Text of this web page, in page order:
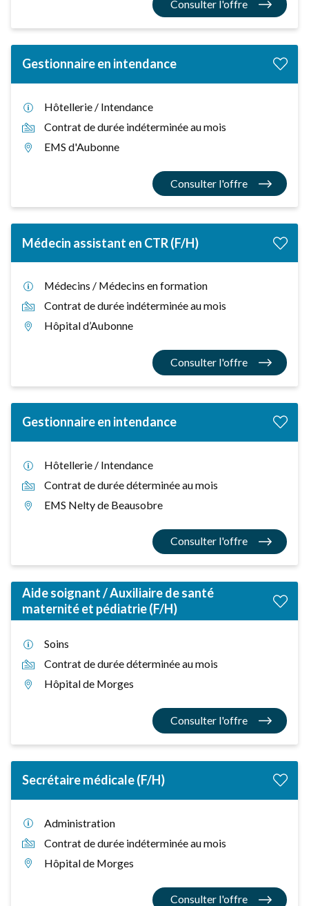
Consulter l'offre
Gestionnaire en intendance
Hôtellerie / Intendance
Contrat de durée indéterminée au mois
EMS d'Aubonne
Consulter l'offre
Médecin assistant en CTR (F/H)
Médecins / Médecins en formation
Contrat de durée indéterminée au mois
Hôpital d’Aubonne
Consulter l'offre
Gestionnaire en intendance
Hôtellerie / Intendance
Contrat de durée déterminée au mois
EMS Nelty de Beausobre
Consulter l'offre
Aide soignant / Auxiliaire de santé
maternité et pédiatrie (F/H)
Soins
Contrat de durée déterminée au mois
Hôpital de Morges
Consulter l'offre
Secrétaire médicale (F/H)
Administration
Contrat de durée indéterminée au mois
Hôpital de Morges
Consulter l'offre